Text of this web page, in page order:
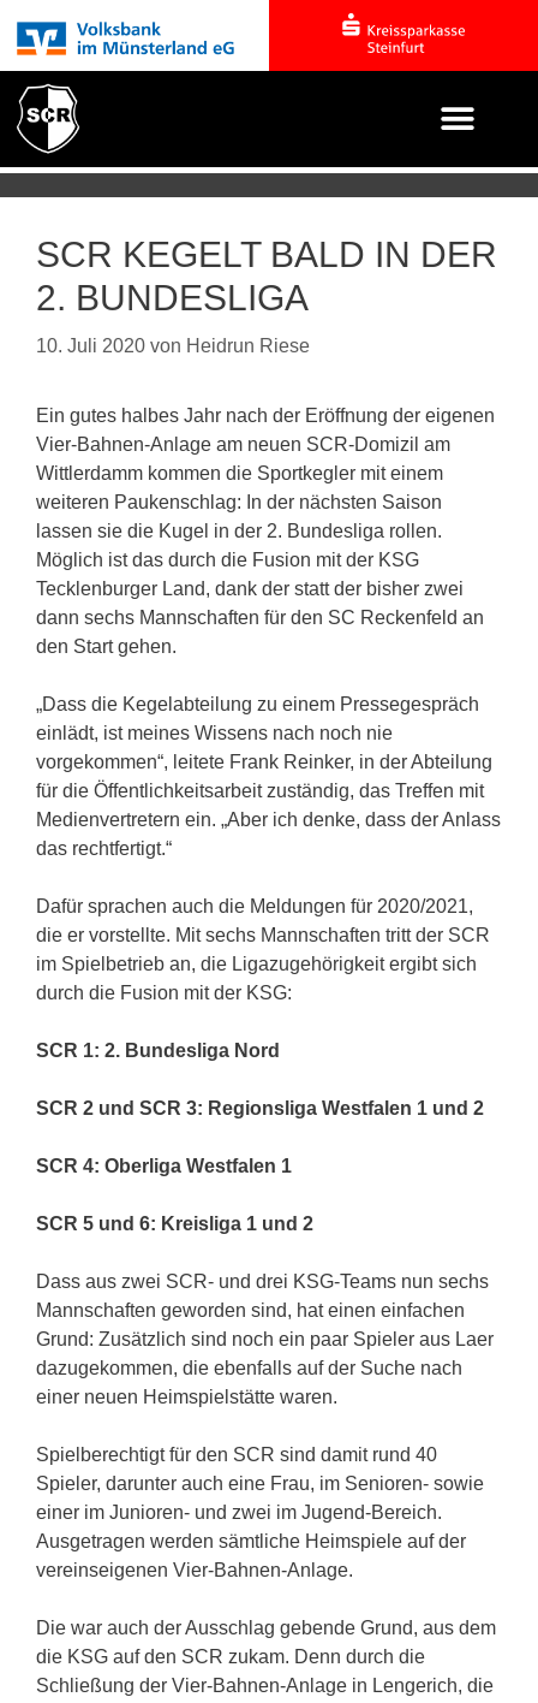
SCR KEGELT BALD IN DER
2. BUNDESLIGA
10. Juli 2020 von Heidrun Riese
Ein gutes halbes Jahr nach der Eröffnung der eigenen
Vier-Bahnen-Anlage am neuen SCR-Domizil am
Wittlerdamm kommen die Sportkegler mit einem
weiteren Paukenschlag: In der nächsten Saison
lassen sie die Kugel in der 2. Bundesliga rollen.
Möglich ist das durch die Fusion mit der KSG
Tecklenburger Land, dank der statt der bisher zwei
dann sechs Mannschaften für den SC Reckenfeld an
den Start gehen.
„Dass die Kegelabteilung zu einem Pressegespräch
einlädt, ist meines Wissens nach noch nie
vorgekommen“, leitete Frank Reinker, in der Abteilung
für die Öffentlichkeitsarbeit zuständig, das Treffen mit
Medienvertretern ein. „Aber ich denke, dass der Anlass
das rechtfertigt.“
Dafür sprachen auch die Meldungen für 2020/2021,
die er vorstellte. Mit sechs Mannschaften tritt der SCR
im Spielbetrieb an, die Ligazugehörigkeit ergibt sich
durch die Fusion mit der KSG:
SCR 1: 2. Bundesliga Nord
SCR 2 und SCR 3: Regionsliga Westfalen 1 und 2
SCR 4: Oberliga Westfalen 1
SCR 5 und 6: Kreisliga 1 und 2
Dass aus zwei SCR- und drei KSG-Teams nun sechs
Mannschaften geworden sind, hat einen einfachen
Grund: Zusätzlich sind noch ein paar Spieler aus Laer
dazugekommen, die ebenfalls auf der Suche nach
einer neuen Heimspielstätte waren.
Spielberechtigt für den SCR sind damit rund 40
Spieler, darunter auch eine Frau, im Senioren- sowie
einer im Junioren- und zwei im Jugend-Bereich.
Ausgetragen werden sämtliche Heimspiele auf der
vereinseigenen Vier-Bahnen-Anlage.
Die war auch der Ausschlag gebende Grund, aus dem
die KSG auf den SCR zukam. Denn durch die
Schließung der Vier-Bahnen-Anlage in Lengerich, die